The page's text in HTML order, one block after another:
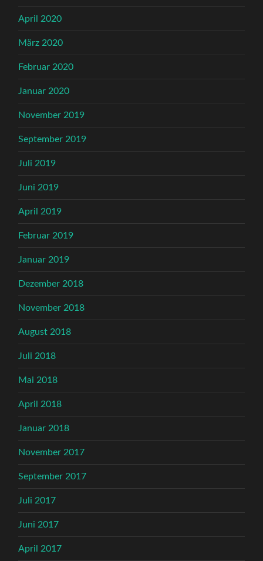
April 2020
März 2020
Februar 2020
Januar 2020
November 2019
September 2019
Juli 2019
Juni 2019
April 2019
Februar 2019
Januar 2019
Dezember 2018
November 2018
August 2018
Juli 2018
Mai 2018
April 2018
Januar 2018
November 2017
September 2017
Juli 2017
Juni 2017
April 2017